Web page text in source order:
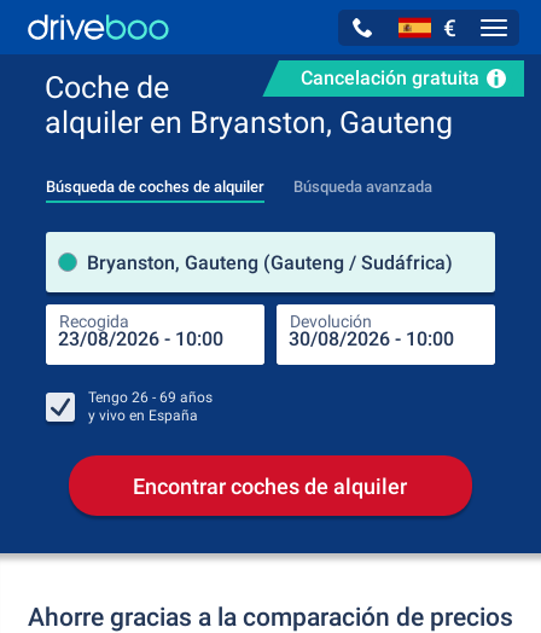
€
Cancelación gratuita
Coche de
alquiler en Bryanston, Gauteng
Búsqueda de coches de alquiler Búsqueda avanzada
Bryanston, Gauteng (Gauteng / Sudáfrica)
Recogida Devolución
Tengo 26 - 69 años
y vivo en España
Encontrar coches de alquiler
Ahorre gracias a la comparación de precios